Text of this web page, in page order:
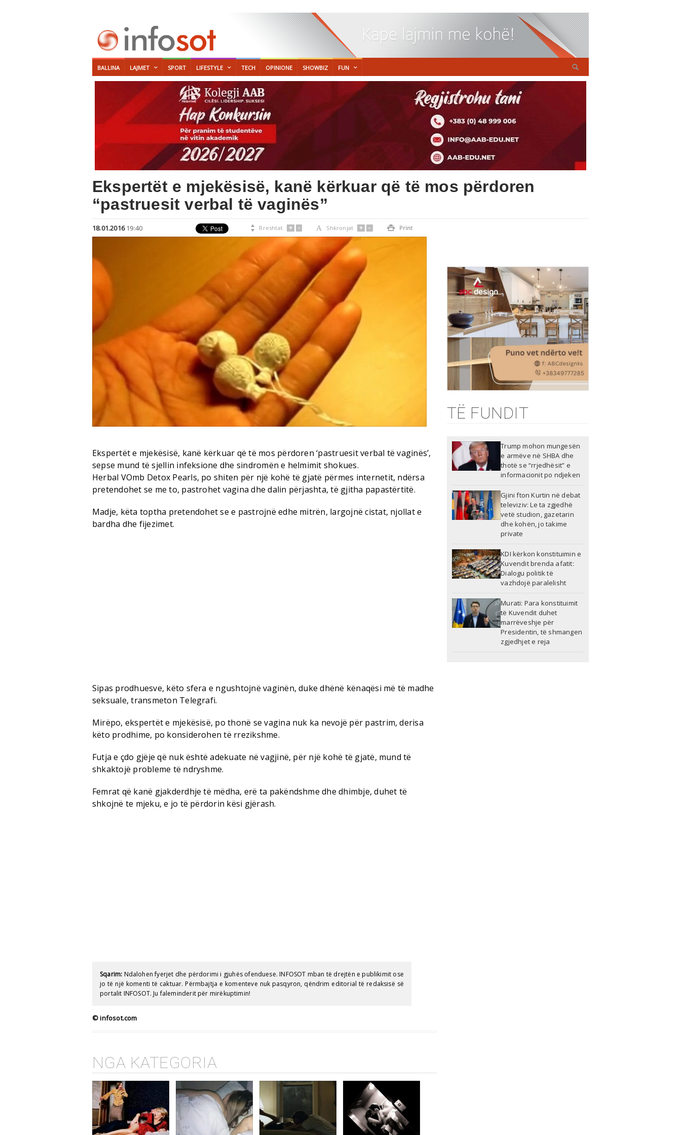
BALLINA LAJMET SPORT LIFESTYLE TECH OPINIONE SHOWBIZ FUN
Ekspertët e mjekësisë, kanë kërkuar që të mos përdoren
“pastruesit verbal të vaginës”
18.01.2016 19:40  Rreshtat + - A Shkronjat + -  Print
Ekspertët e mjekësisë, kanë kërkuar që të mos përdoren ‘pastruesit verbal të vaginës’,
sepse mund të sjellin infeksione dhe sindromën e helmimit shokues.
Herbal VOmb Detox Pearls, po shiten për një kohë të gjatë përmes internetit, ndërsa
pretendohet se me to, pastrohet vagina dhe dalin përjashta, të gjitha papastërtitë.
Madje, këta toptha pretendohet se e pastrojnë edhe mitrën, largojnë cistat, njollat e
bardha dhe fijezimet.
Sipas prodhuesve, këto sfera e ngushtojnë vaginën, duke dhënë kënaqësi më të madhe
seksuale, transmeton Telegrafi.
Mirëpo, ekspertët e mjekësisë, po thonë se vagina nuk ka nevojë për pastrim, derisa
këto prodhime, po konsiderohen të rrezikshme.
Futja e çdo gjëje që nuk është adekuate në vagjinë, për një kohë të gjatë, mund të
shkaktojë probleme të ndryshme.
Femrat që kanë gjakderdhje të mëdha, erë ta pakëndshme dhe dhimbje, duhet të
shkojnë te mjeku, e jo të përdorin kësi gjërash.
Sqarim: Ndalohen fyerjet dhe përdorimi i gjuhës ofenduese. INFOSOT mban të drejtën e publikimit ose
jo të një komenti të caktuar. Përmbajtja e komenteve nuk pasqyron, qëndrim editorial të redaksisë së
portalit INFOSOT. Ju faleminderit për mirëkuptimin!
© infosot.com
NGA KATEGORIA
TË FUNDIT
Trump mohon mungesën
e armëve në SHBA dhe
thotë se “rrjedhësit” e
informacionit po ndjeken
Gjini fton Kurtin në debat
televiziv: Le ta zgjedhë
vetë studion, gazetarin
dhe kohën, jo takime
private
KDI kërkon konstituimin e
Kuvendit brenda afatit:
Dialogu politik të
vazhdojë paralelisht
Murati: Para konstituimit
të Kuvendit duhet
marrëveshje për
Presidentin, të shmangen
zgjedhjet e reja